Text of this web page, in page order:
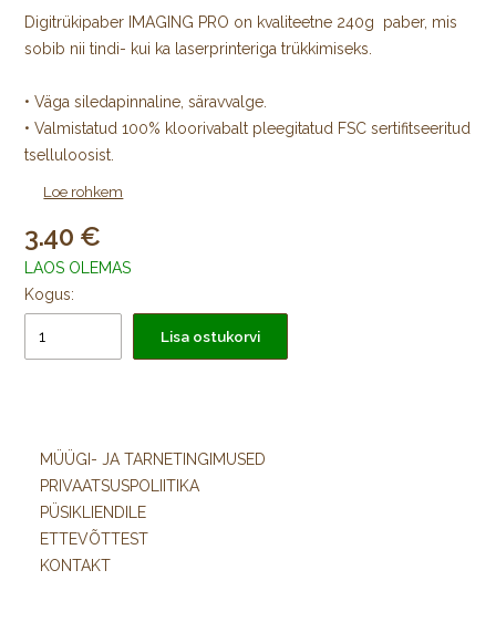
Digitrükipaber IMAGING PRO on kvaliteetne 240g paber, mis
sobib nii tindi- kui ka laserprinteriga trükkimiseks.
• Väga siledapinnaline, säravvalge.
• Valmistatud 100% kloorivabalt pleegitatud FSC sertifitseeritud
tselluloosist.
• Kvaliteetne trükk mõlemale lehepoolele.
tagamiseks.
Loe rohkem
3.40
LAOS OLEMAS
Kogus:
Lisa ostukorvi
MÜÜGI- JA TARNETINGIMUSED
PRIVAATSUSPOLIITIKA
PÜSIKLIENDILE
ETTEVÕTTEST
KONTAKT